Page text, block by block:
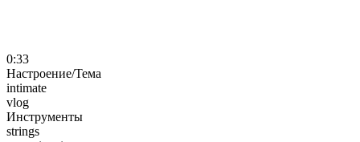
0:33
Настроение/Тема
intimate
vlog
Инструменты
strings